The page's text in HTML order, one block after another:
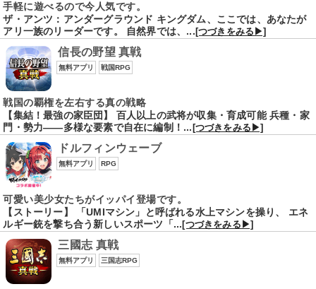
手軽に遊べるので今人気です。
ザ・アンツ：アンダーグラウンド キングダム、ここでは、あなたが
アリ一族のリーダーです。 自然界では、... [つづきをみる▶]
信長の野望 真戦
無料アプリ 戦国RPG
戦国の覇権を左右する真の戦略
【集結！最強の家臣団】 百人以上の武将が収集・育成可能 兵種・家
門・勢力――多様な要素で自在に編制！... [つづきをみる▶]
ドルフィンウェーブ
無料アプリ RPG
可愛い美少女たちがイッパイ登場です。
【ストーリー】 「UMIマシン」と呼ばれる水上マシンを操り、 エネ
ルギー銃を撃ち合う新しいスポーツ「...[つづきをみる▶]
三國志 真戦
無料アプリ 三国志RPG